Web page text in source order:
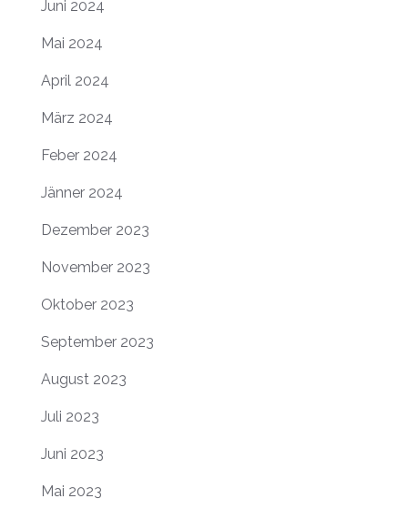
Juni 2024
Mai 2024
April 2024
März 2024
Feber 2024
Jänner 2024
Dezember 2023
November 2023
Oktober 2023
September 2023
August 2023
Juli 2023
Juni 2023
Mai 2023